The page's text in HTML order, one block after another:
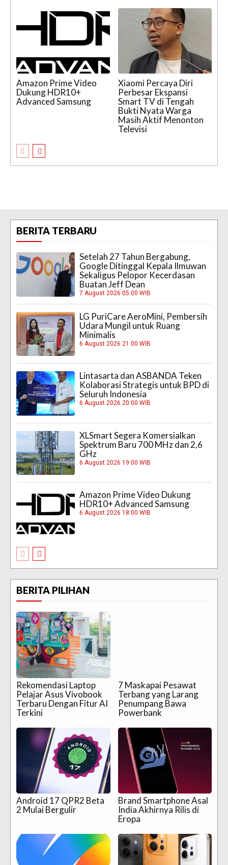
Amazon Prime Video
Dukung HDR10+
Advanced Samsung
Xiaomi Percaya Diri
Perbesar Ekspansi
Smart TV di Tengah
Bukti Nyata Warga
Masih Aktif Menonton
Televisi
BERITA TERBARU
Setelah 27 Tahun Bergabung,
Google Ditinggal Kepala Ilmuwan
Sekaligus Pelopor Kecerdasan
Buatan Jeff Dean
7 August 2026 05:00 WIB
LG PuriCare AeroMini, Pembersih
Udara Mungil untuk Ruang
Minimalis
6 August 2026 21:00 WIB
Lintasarta dan ASBANDA Teken
Kolaborasi Strategis untuk BPD di
Seluruh Indonesia
6 August 2026 20:00 WIB
XLSmart Segera Komersialkan
Spektrum Baru 700 MHz dan 2,6
GHz
6 August 2026 19:00 WIB
Amazon Prime Video Dukung
HDR10+ Advanced Samsung
6 August 2026 18:00 WIB
BERITA PILIHAN
Rekomendasi Laptop
Pelajar Asus Vivobook
Terbaru Dengan Fitur AI
Terkini
7 Maskapai Pesawat
Terbang yang Larang
Penumpang Bawa
Powerbank
Android 17 QPR2 Beta
2 Mulai Bergulir
Brand Smartphone Asal
India Akhirnya Rilis di
Eropa